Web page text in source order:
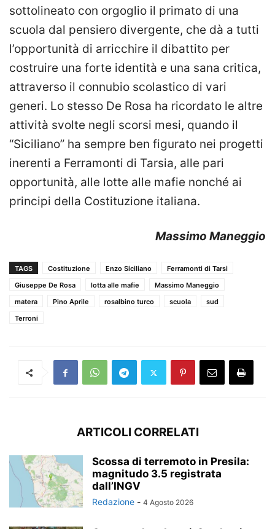
sottolineato con orgoglio il primato di una
scuola dal pensiero divergente, che dà a tutti
l’opportunità di arricchire il dibattito per
costruire una forte identità e una sana critica,
attraverso il connubio scolastico di vari
generi. Lo stesso De Rosa ha ricordato le altre
attività svolte negli scorsi mesi, quando il
“Siciliano” ha sempre ben figurato nei progetti
inerenti a Ferramonti di Tarsia, alle pari
opportunità, alle lotte alle mafie nonché ai
principi della Costituzione italiana.
Massimo Maneggio
TAGS Costituzione Enzo Siciliano
Ferramonti di Tarsi
Giuseppe De Rosa
lotta alle mafie
Massimo Maneggio
matera
Pino Aprile rosalbino turco scuola
sud
Terroni
ARTICOLI CORRELATI
Scossa di terremoto in Presila:
magnitudo 3.5 registrata
dall’INGV
Redazione - 4 Agosto 2026